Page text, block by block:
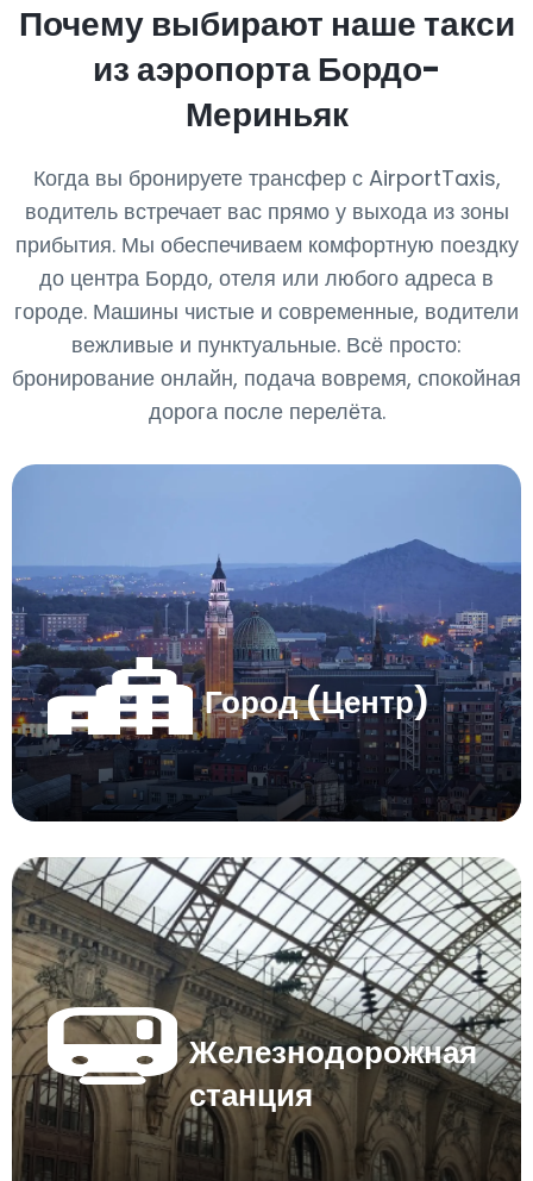
Почему выбирают наше такси
из аэропорта Бордо-
Мериньяк
Когда вы бронируете трансфер с AirportTaxis,
водитель встречает вас прямо у выхода из зоны
прибытия. Мы обеспечиваем комфортную поездку
до центра Бордо, отеля или любого адреса в
городе. Машины чистые и современные, водители
вежливые и пунктуальные. Всё просто:
бронирование онлайн, подача вовремя, спокойная
дорога после перелёта.
Город (Центр)
Железнодорожная
станция